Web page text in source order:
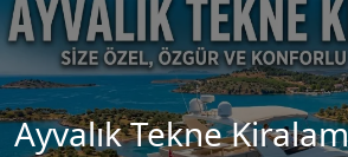
Ayvalık Tekne